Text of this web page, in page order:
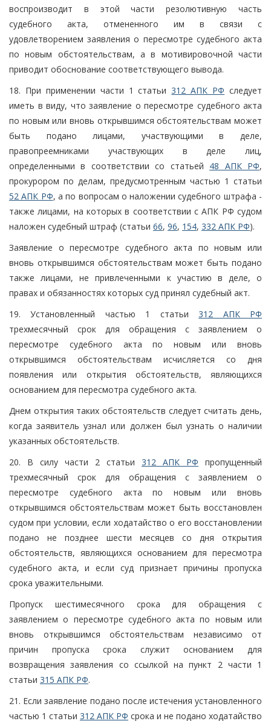
воспроизводит в этой части резолютивную часть
судебного акта, отмененного им в связи с
удовлетворением заявления о пересмотре судебного акта
по новым обстоятельствам, а в мотивировочной части
приводит обоснование соответствующего вывода.
18. При применении части 1 статьи312 АПК РФ следует
иметь в виду, что заявление о пересмотре судебного акта
по новым или вновь открывшимся обстоятельствам может
быть подано лицами, участвующими в деле,
правопреемниками участвующих в деле лиц,
определенными в соответствии со статьей 48 АПК РФ,
прокурором по делам, предусмотренным частью 1 статьи
52 АПК РФ, а по вопросам о наложении судебного штрафа -
также лицами, на которых в соответствии с АПК РФ судом
наложен судебный штраф (статьи 66, 96, 154, 332 АПК РФ).
Заявление о пересмотре судебного акта по новым или
вновь открывшимся обстоятельствам может быть подано
также лицами, не привлеченными к участию в деле, о
правах и обязанностях которых суд принял судебный акт.
19. Установленный частью 1 статьи312 АПК РФ
трехмесячный срок для обращения с заявлением о
пересмотре судебного акта по новым или вновь
открывшимся обстоятельствам исчисляется со дня
появления или открытия обстоятельств, являющихся
основанием для пересмотра судебного акта.
Днем открытия таких обстоятельств следует считать день,
когда заявитель узнал или должен был узнать о наличии
указанных обстоятельств.
20. В силу части 2 статьи 312 АПК РФ пропущенный
трехмесячный срок для обращения с заявлением о
пересмотре судебного акта по новым или вновь
открывшимся обстоятельствам может быть восстановлен
судом при условии, если ходатайство о его восстановлении
подано не позднее шести месяцев со дня открытия
обстоятельств, являющихся основанием для пересмотра
судебного акта, и если суд признает причины пропуска
срока уважительными.
Пропуск шестимесячного срока для обращения с
заявлением о пересмотре судебного акта по новым или
вновь открывшимся обстоятельствам независимо от
причин пропуска срока служит основанием для
возвращения заявления со ссылкой на пункт 2 части 1
статьи 315 АПК РФ.
21. Если заявление подано после истечения установленного
частью 1 статьи 312 АПК РФ срока и не подано ходатайство